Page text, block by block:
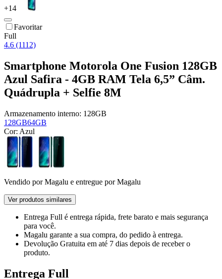
+14
Favoritar
Full
4.6 (1112)
Smartphone Motorola One Fusion 128GB
Azul Safira - 4GB RAM Tela 6,5” Câm.
Quádrupla + Selfie 8M
Armazenamento interno: 128GB
128GB64GB
Cor: Azul
Vendido porMagalu e entregue por Magalu
Ver produtos similares
Entrega Full é entrega rápida, frete barato e mais segurança
para você.
Magalu garante a sua compra, do pedido à entrega.
Devolução Gratuita em até 7 dias depois de receber o
produto.
Entrega Full